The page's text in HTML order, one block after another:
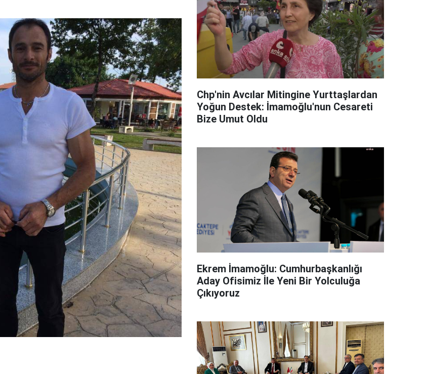
Chp'nin Avcılar Mitingine Yurttaşlardan
Yoğun Destek: İmamoğlu'nun Cesareti
Bize Umut Oldu
Ekrem İmamoğlu: Cumhurbaşkanlığı
Aday Ofisimiz İle Yeni Bir Yolculuğa
Çıkıyoruz